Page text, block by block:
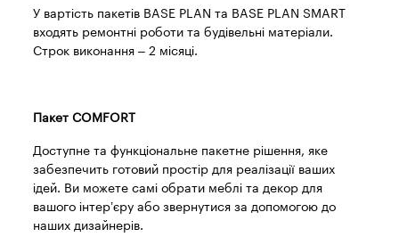
У вартість пакетів BASE PLAN та BASE PLAN SMART
входять ремонтні роботи та будівельні матеріали.
Строк виконання – 2 місяці.
Пакет COMFORT
Доступне та функціональне пакетне рішення, яке
забезпечить готовий простір для реалізації ваших
ідей. Ви можете самі обрати меблі та декор для
вашого інтер’єру або звернутися за допомогою до
наших дизайнерів.